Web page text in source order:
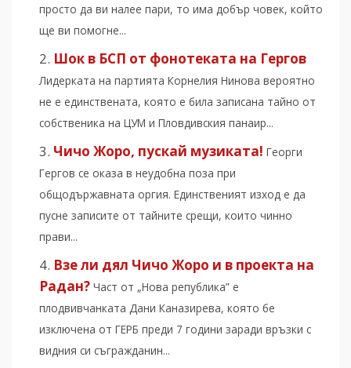
просто да ви налее пари, то има добър човек, който
ще ви помогне...
Шок в БСП от фонотеката на Гергов
Лидерката на партията Корнелия Нинова вероятно
не е единствената, която е била записана тайно от
собственика на ЦУМ и Пловдивския панаир...
Чичо Жоро, пускай музиката! Георги
Гергов се оказа в неудобна поза при
общодържавната оргия. Единственият изход е да
пусне записите от тайните срещи, които чинно
прави...
Взе ли дял Чичо Жоро и в проекта на
Радан? Част от „Нова република” е
плодвивчанката Дани Каназирева, която бе
изключена от ГЕРБ преди 7 години заради връзки с
видния си съгражданин...